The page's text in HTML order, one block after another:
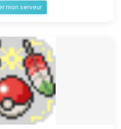
mon serveur